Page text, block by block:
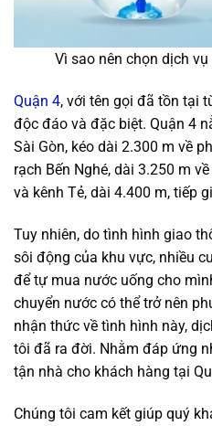
Vì sao nên chọn dịch
Quận 4, với tên gọi đã tồn tại
độc đáo và đặc biệt. Quận 4
Sài Gòn, kéo dài 2.300 m về
rạch Bến Nghé, dài 3.250 m
và kênh Tẻ, dài 4.400 m, tiếp
Tuy nhiên, do tình hình giao
sôi động của khu vực, nhiều
để tự mua nước uống cho
chuyển nước có thể trở nên
nhận thức về tình hình này,
tôi đã ra đời. Nhằm đáp ứng
tận nhà cho khách hàng tại
Chúng tôi cam kết giúp quý